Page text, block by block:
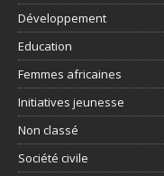
Développement
Education
Femmes africaines
Initiatives jeunesse
Non classé
Société civile